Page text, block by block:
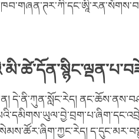
དེ་ནི་ཀུན་སློང་རེད།